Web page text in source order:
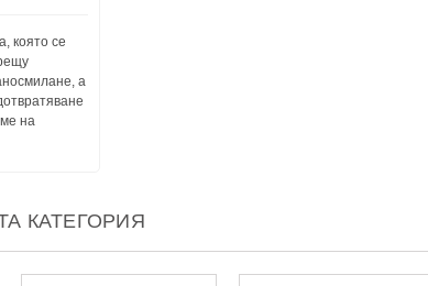
която се
а
на
КАТЕГОРИЯ